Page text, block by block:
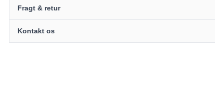
Fragt & retur
Kontakt os